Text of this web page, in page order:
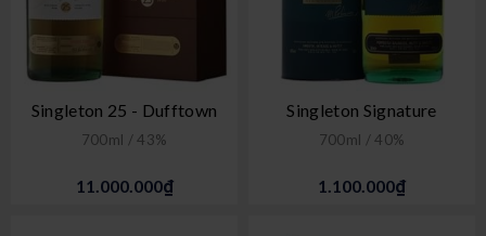
Singleton 25 - Dufftown
700ml / 43%
11.000.000₫
Singleton Signature
700ml / 40%
1.100.000₫